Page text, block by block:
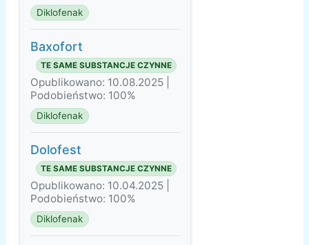
Diklofenak
Baxofort
TE SAME SUBSTANCJE CZYNNE
Opublikowano: 10.08.2025 |
Podobieństwo: 100%
Diklofenak
Dolofest
TE SAME SUBSTANCJE CZYNNE
Opublikowano: 10.04.2025 |
Podobieństwo: 100%
Diklofenak